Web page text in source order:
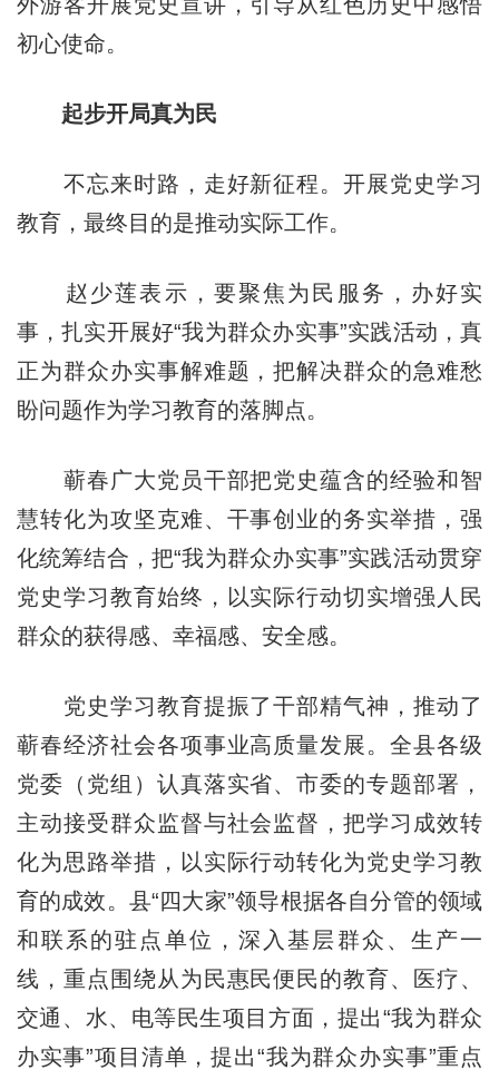
初心使命。
起步开局真为民
不忘来时路，走好新征程。开展党史学习
教育，最终目的是推动实际工作。
赵少莲表示，要聚焦为民服务，办好实
事，扎实开展好“我为群众办实事”实践活动，真
正为群众办实事解难题，把解决群众的急难愁
盼问题作为学习教育的落脚点。
蕲春广大党员干部把党史蕴含的经验和智
慧转化为攻坚克难、干事创业的务实举措，强
化统筹结合，把“我为群众办实事”实践活动贯穿
党史学习教育始终，以实际行动切实增强人民
群众的获得感、幸福感、安全感。
党史学习教育提振了干部精气神，推动了
蕲春经济社会各项事业高质量发展。全县各级
党委（党组）认真落实省、市委的专题部署，
主动接受群众监督与社会监督，把学习成效转
化为思路举措，以实际行动转化为党史学习教
育的成效。县“四大家”领导根据各自分管的领域
和联系的驻点单位，深入基层群众、生产一
线，重点围绕从为民惠民便民的教育、医疗、
交通、水、电等民生项目方面，提出“我为群众
办实事”项目清单，提出“我为群众办实事”重点